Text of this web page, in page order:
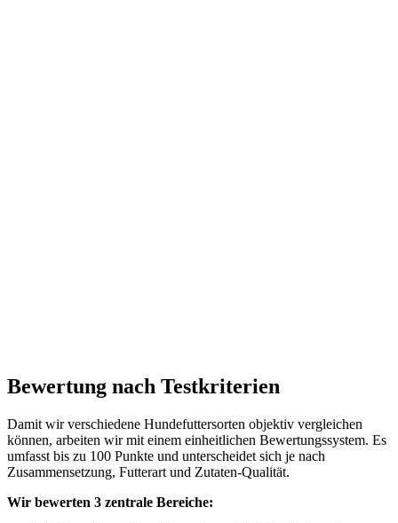
Bewertung nach Testkriterien
Damit wir verschiedene Hundefuttersorten objektiv vergleichen
können, arbeiten wir mit einem einheitlichen Bewertungssystem. Es
umfasst bis zu 100 Punkte und unterscheidet sich je nach
Zusammensetzung, Futterart und Zutaten-Qualität.
Wir bewerten 3 zentrale Bereiche: